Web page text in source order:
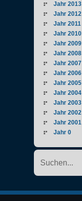
Jahr 2013
Jahr 2012
Jahr 2011
Jahr 2010
Jahr 2009
Jahr 2008
Jahr 2007
Jahr 2006
Jahr 2005
Jahr 2004
Jahr 2003
Jahr 2002
Jahr 2001
Jahr 0